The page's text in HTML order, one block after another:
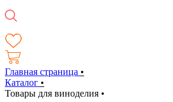
Главная страница •
Каталог •
Товары для виноделия •